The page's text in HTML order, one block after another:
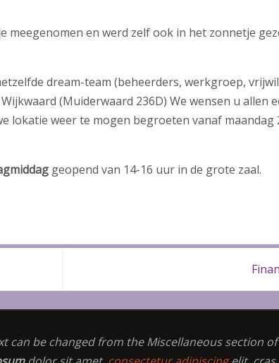
meegenomen en werd zelf ook in het zonnetje
dream-team (beheerders, werkgroep,
(Muiderwaard 236D) We wensen u allen
lokatie weer te mogen begroeten vanaf maandag
geopend van 14-16 uur in de grote zaal.
can be changed from the Miscellaneous section